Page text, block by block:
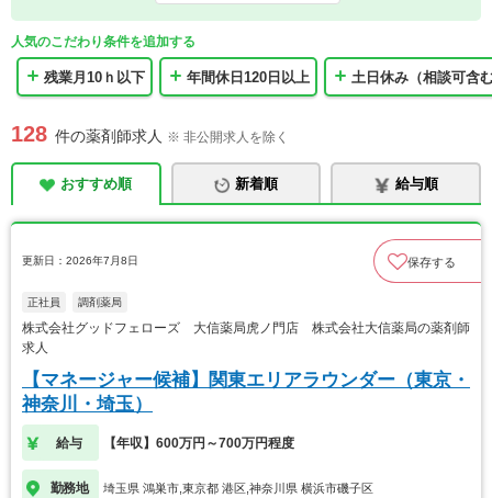
人気のこだわり条件を追加する
残業月10ｈ以下 年間休日120日以上 土日休み（相談可含
128 件の薬剤師求人 ※ 非公開求人を除く
おすすめ順 新着順 給与順
更新日：2026年7月8日 保存する
正社員 調剤薬局
株式会社グッドフェローズ 大信薬局虎ノ門店 株式会社大信薬局の薬剤師
求人
【マネージャー候補】関東エリアラウンダー（東京・
神奈川・埼玉）
給与 【年収】600万円～700万円程度
勤務地 埼玉県 鴻巣市,東京都 港区,神奈川県 横浜市磯子区